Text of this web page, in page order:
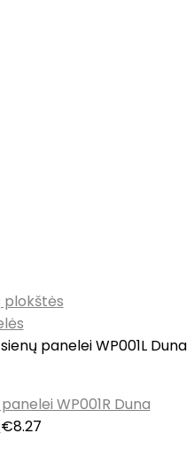
plokštės
panelei WP001L Duna
€8.27